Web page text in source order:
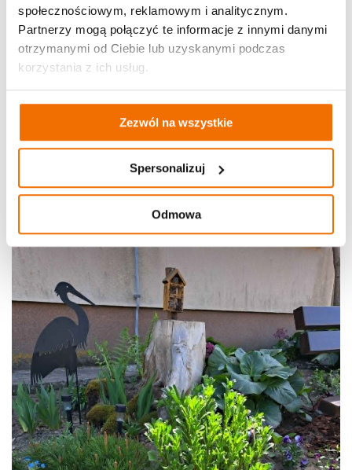
społecznościowym, reklamowym i analitycznym.
Partnerzy mogą połączyć te informacje z innymi danymi
otrzymanymi od Ciebie lub uzyskanymi podczas
korzystania z ich usług.
Zezwól na wszystkie
Spersonalizuj
Odmowa